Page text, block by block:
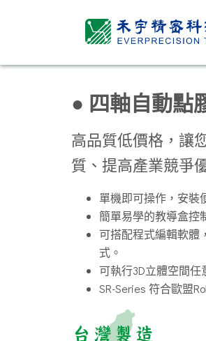
● 四軸自動點
高品質低價格，讓
質、提高產業競爭
單機即可操作，安裝
簡單易學的教導盒控
可搭配程式編輯軟體
式。
可執行3D立體空間任
SR-Series 符合歐盟